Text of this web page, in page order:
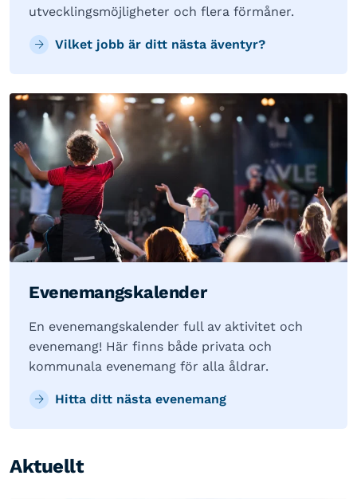
utvecklingsmöjligheter och flera förmåner.
Vilket jobb är ditt nästa äventyr?
Evenemangskalender
En evenemangskalender full av aktivitet och
evenemang! Här finns både privata och
kommunala evenemang för alla åldrar.
Hitta ditt nästa evenemang
Aktuellt